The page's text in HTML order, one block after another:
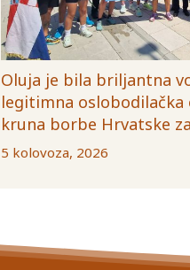
Oluja je bila briljantna
legitimna oslobodilačka
kruna borbe Hrvatske
5 kolovoza, 2026